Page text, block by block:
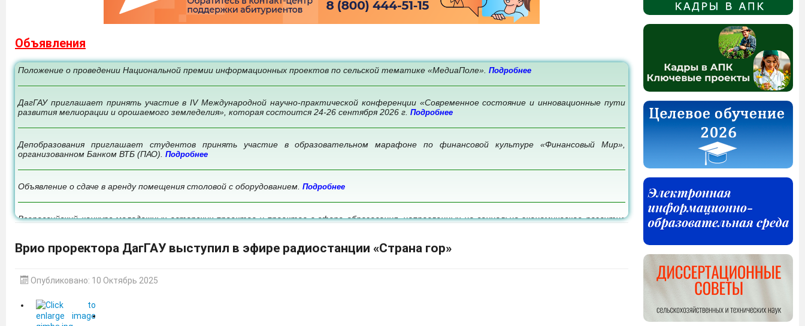
Объявления
Положение о проведении Национальной премии информационных проектов по сельской тематике «МедиаПоле». Подробнее
ДагГАУ приглашает принять участие в IV Международной научно-практической конференции «Современное состояние и инновационные пути
развития мелиорации и орошаемого земледелия», которая состоится 24-26 сентября 2026 г. Подробнее
Депобразования приглашает студентов принять участие в образовательном марафоне по финансовой культуре «Финансовый Мир»,
организованном Банком ВТБ (ПАО). Подробнее
Объявление о сдаче в аренду помещения столовой с оборудованием. Подробнее
Всероссийский конкурс молодежных авторских проектов и проектов в сфере образования, направленных на социально-экономическое развитие
В Дагестане объявлен набор в войска беспилотной авиации.
Врио проректора ДагГАУ выступил в эфире радиостанции «Страна гор»
Опубликовано: 10 Октябрь 2025